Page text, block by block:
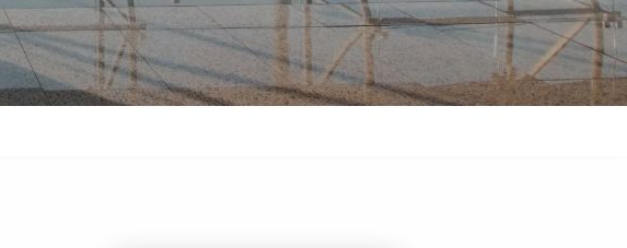
Софитель Аль-Хамра